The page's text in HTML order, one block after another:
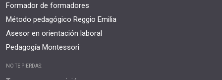
Formador de formadores
Método pedagógico Reggio Emilia
Asesor en orientación laboral
Pedagogía Montessori
NO TE PIERDAS: